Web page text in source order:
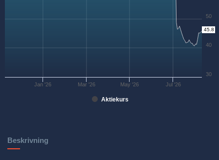
Aktiekurs
Jan '26 Mar '26 May '26 Jul '26
30
40
50
45.8
Beskrivning